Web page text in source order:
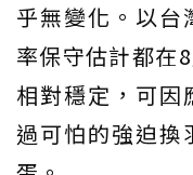
乎無變化。以台
率保守估計都在
相對穩定，可因
過可怕的強迫換